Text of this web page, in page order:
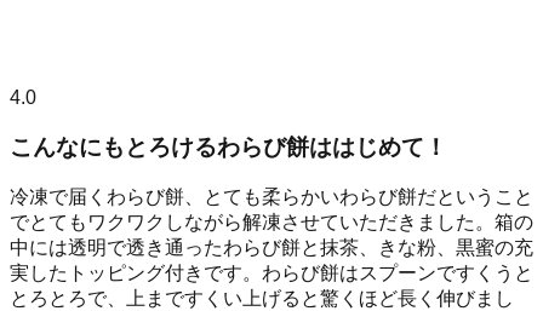
4.0
こんなにもとろけるわらび餅ははじめて！
冷凍で届くわらび餅、とても柔らかいわらび餅だということ
でとてもワクワクしながら解凍させていただきました。箱の
中には透明で透き通ったわらび餅と抹茶、きな粉、黒蜜の充
実したトッピング付きです。わらび餅はスプーンですくうと
とろとろで、上まですくい上げると驚くほど長く伸びまし